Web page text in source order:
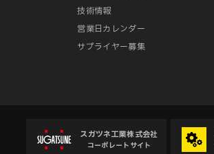
技術情報
営業日カレンダー
サプライヤー募集
スガツネ工業株式会社
コーポレートサイト